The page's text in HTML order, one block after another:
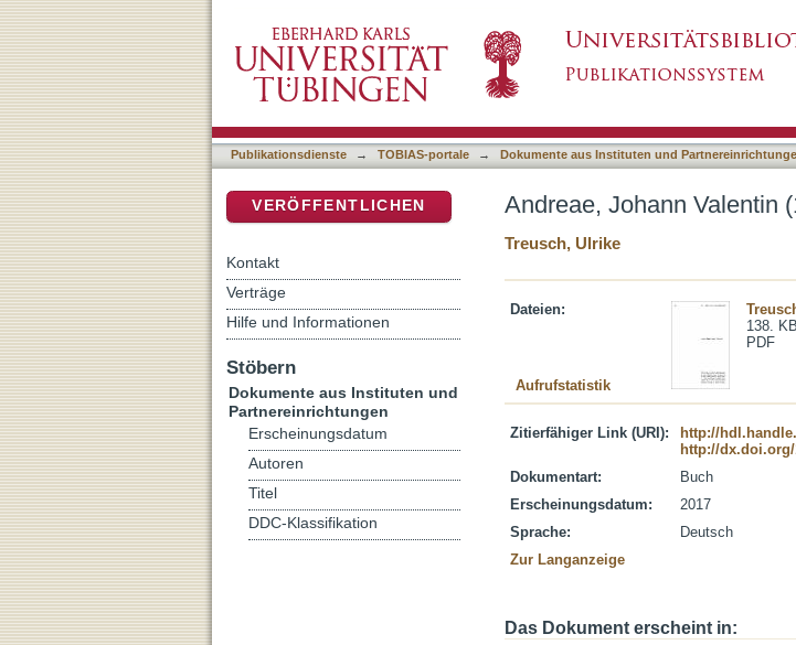
Publikationsdienste → TOBIAS-portale → Dokumente aus Instituten und
Andreae, Johann Valentin
Treusch, Ulrike
Dateien:
138. KB
PDF
Aufrufstatistik
Zitierfähiger Link (URI):
http://
http://dx.doi.org/
Dokumentart:
Buch
Erscheinungsdatum:
2017
Sprache:
Deutsch
Zur Langanzeige
Das Dokument erscheint in:
VERÖFFENTLICHEN
Kontakt
Verträge
Hilfe und Informationen
Stöbern
Dokumente aus Instituten und
Partnereinrichtungen
Erscheinungsdatum
Autoren
Titel
DDC-Klassifikation